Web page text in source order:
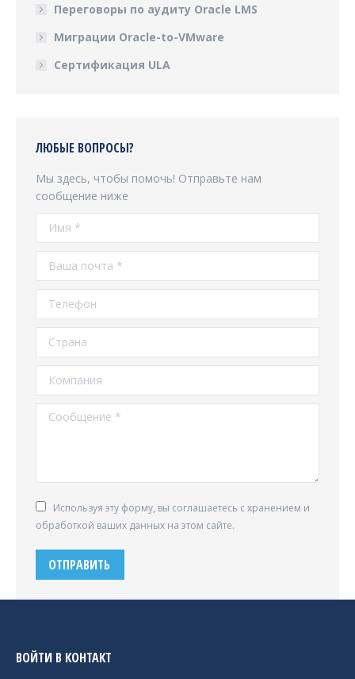
Переговоры по аудиту Oracle LMS
Миграции Oracle-to-VMware
Сертификация ULA
ЛЮБЫЕ ВОПРОСЫ?
Мы здесь, чтобы помочь! Отправьте нам
сообщение ниже
Имя *
Ваша почта *
Телефон
Страна
Компания
Сообщение *
Используя эту форму, вы соглашаетесь с хранением и
обработкой ваших данных на этом сайте.
ОТПРАВИТЬ
ВОЙТИ В КОНТАКТ